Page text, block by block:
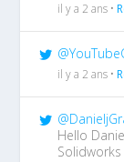
il y a 2 ans •
il y a 2 ans •
Hello